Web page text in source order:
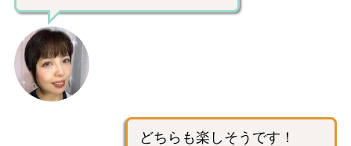
どちらも楽しそうです！